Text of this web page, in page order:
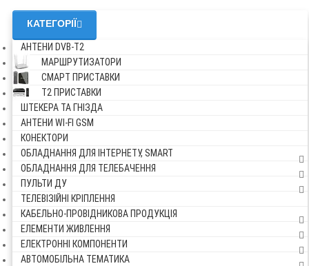
КАТЕГОРІЇ
АНТЕНИ DVB-Т2
МАРШРУТИЗАТОРИ
СМАРТ ПРИСТАВКИ
Т2 ПРИСТАВКИ
ШТЕКЕРА ТА ГНІЗДА
АНТЕНИ WI-FI GSM
КОНЕКТОРИ
ОБЛАДНАННЯ ДЛЯ ІНТЕРНЕТУ, SMART
ОБЛАДНАННЯ ДЛЯ ТЕЛЕБАЧЕННЯ
ПУЛЬТИ ДУ
ТЕЛЕВІЗІЙНІ КРІПЛЕННЯ
КАБЕЛЬНО-ПРОВІДНИКОВА ПРОДУКЦІЯ
ЕЛЕМЕНТИ ЖИВЛЕННЯ
ЕЛЕКТРОННІ КОМПОНЕНТИ
АВТОМОБІЛЬНА ТЕМАТИКА